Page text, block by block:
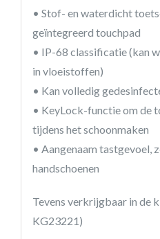
• Stof- en waterdicht
geïntegreerd touchpad
• IP-68 classificatie (kan
in vloeistoffen)
• Kan volledig
• KeyLock-functie om de
tijdens het schoonmaken
• Aangenaam tastgevoel,
handschoenen
Tevens verkrijgbaar in de
KG23221)